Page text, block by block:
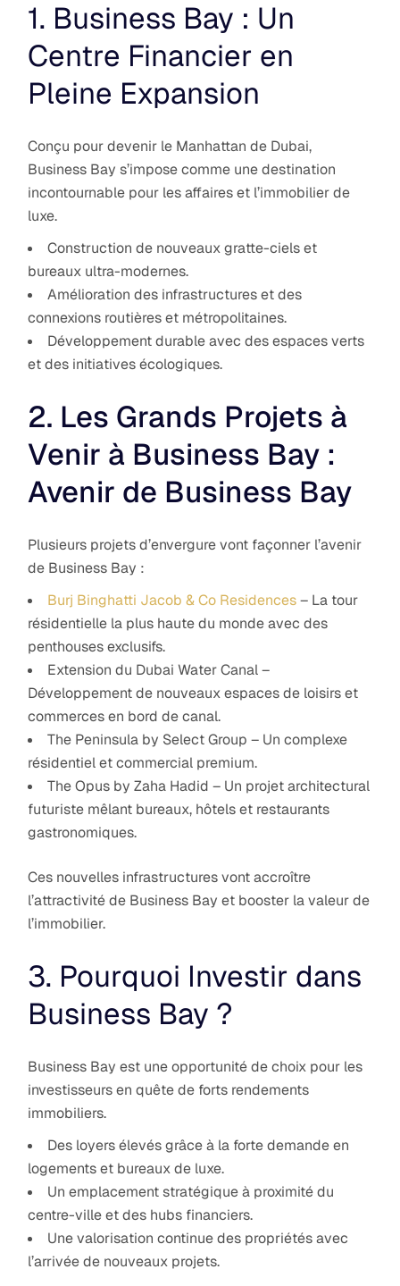
1. Business Bay : Un
Centre Financier en
Pleine Expansion
Conçu pour devenir le Manhattan de Dubai,
Business Bay s’impose comme une destination
incontournable pour les affaires et l’immobilier de
luxe.
Construction de nouveaux gratte-ciels et
bureaux ultra-modernes.
Amélioration des infrastructures et des
connexions routières et métropolitaines.
Développement durable avec des espaces verts
et des initiatives écologiques.
2. Les Grands Projets à
Venir à Business Bay :
Avenir de Business Bay
Plusieurs projets d’envergure vont façonner l’avenir
de Business Bay :
Burj Binghatti Jacob & Co Residences– La tour
résidentielle la plus haute du monde avec des
penthouses exclusifs.
Extension du Dubai Water Canal –
Développement de nouveaux espaces de loisirs et
commerces en bord de canal.
The Peninsula by Select Group – Un complexe
résidentiel et commercial premium.
The Opus by Zaha Hadid – Un projet architectural
futuriste mêlant bureaux, hôtels et restaurants
gastronomiques.
Ces nouvelles infrastructures vont accroître
l’attractivité de Business Bay et booster la valeur de
l’immobilier.
3. Pourquoi Investir dans
Business Bay ?
Business Bay est une opportunité de choix pour les
investisseurs en quête de forts rendements
immobiliers.
Des loyers élevés grâce à la forte demande en
logements et bureaux de luxe.
Un emplacement stratégique à proximité du
centre-ville et des hubs financiers.
Une valorisation continue des propriétés avec
l’arrivée de nouveaux projets.